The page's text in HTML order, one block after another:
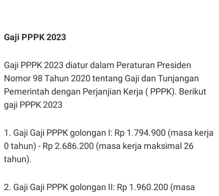
Gaji PPPK 2023
Gaji PPPK 2023 diatur dalam Peraturan Presiden
Nomor 98 Tahun 2020 tentang Gaji dan Tunjangan
Pemerintah dengan Perjanjian Kerja ( PPPK). Berikut
gaji PPPK 2023
1. Gaji Gaji PPPK golongan I: Rp 1.794.900 (masa kerja
0 tahun) - Rp 2.686.200 (masa kerja maksimal 26
tahun).
2. Gaji Gaji PPPK golongan II: Rp 1.960.200 (masa